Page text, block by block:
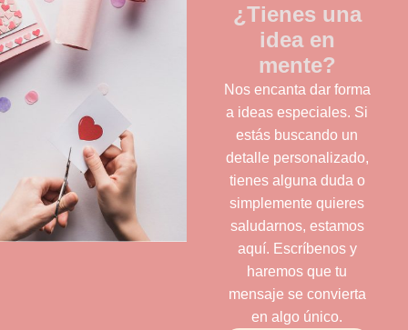
¿Tienes una
idea en
mente?
Nos encanta dar forma
a ideas especiales. Si
estás buscando un
detalle personalizado,
tienes alguna duda o
simplemente quieres
saludarnos, estamos
aquí. Escríbenos y
haremos que tu
mensaje se convierta
en algo único.